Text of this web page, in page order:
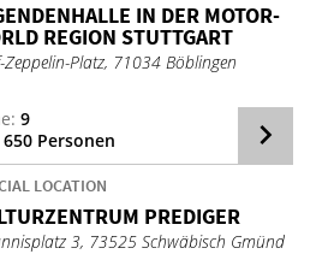
IN DER MO­TOR­
RE­GI­ON STUTT­GART
Zeppelin-Platz, 71034 Böblingen
9
650 Personen
LOCATION
PRE­DI­GER
3, 73525 Schwäbisch Gmünd